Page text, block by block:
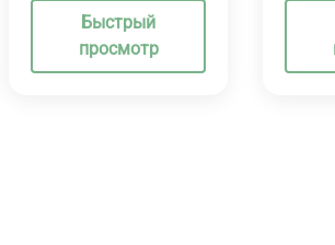
Быстрый
просмотр